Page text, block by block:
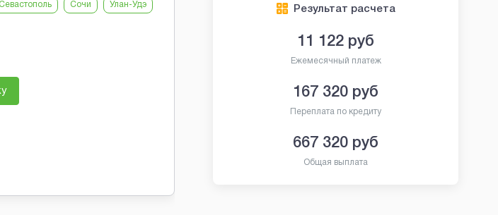
Севастополь Сочи Улан-Удэ Результат расчета
11 122 руб
Ежемесячный платеж
167 320 руб
Переплата по кредиту
667 320 руб
Общая выплата